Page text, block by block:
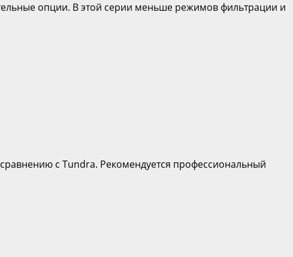
опции. В этой серии меньше режимов фильтрации и
с Tundra. Рекомендуется профессиональный